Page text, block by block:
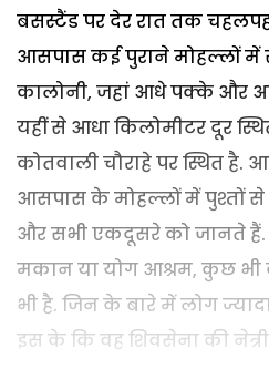
बसस्टैंड पर देर रात तक
आसपास कई पुराने मोहल्लों में
कालोनी, जहां आधे पक्के और
यहीं से आधा किलोमीटर दूर
कोतवाली चौराहे पर स्थित है.
आसपास के मोहल्लों में पुश्तों से
और सभी एकदूसरे को जानते
मकान या योग आश्रम, कुछ भी
भी है. जिन के बारे में लोग
इस के कि वह शिवसेना की नेत्री